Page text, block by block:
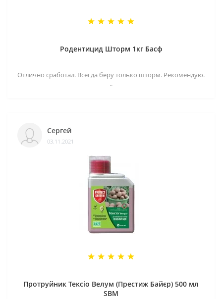
Родентицид Шторм 1кг Басф
Отлично сработал. Всегда беру только шторм. Рекомендую.
..
Сергей
03.11.2021
Протруйник Тексіо Велум (Престиж Байєр) 500 мл
SBM